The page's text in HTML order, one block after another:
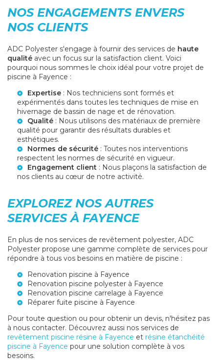
NOS ENGAGEMENTS ENVERS
NOS CLIENTS
ADC Polyester s'engage à fournir des services de haute
qualité avec un focus sur la satisfaction client. Voici
pourquoi nous sommes le choix idéal pour votre projet de
piscine à Fayence :
Expertise : Nos techniciens sont formés et
expérimentés dans toutes les techniques de mise en
hivernage de bassin de nage et de rénovation.
Qualité : Nous utilisons des matériaux de première
qualité pour garantir des résultats durables et
esthétiques.
Normes de sécurité : Toutes nos interventions
respectent les normes de sécurité en vigueur.
Engagement client : Nous plaçons la satisfaction de
nos clients au cœur de notre activité.
EXPLOREZ NOS AUTRES
SERVICES À FAYENCE
En plus de nos services de revêtement polyester, ADC
Polyester propose une gamme complète de services pour
répondre à tous vos besoins en matière de piscine :
Renovation piscine à Fayence
Renovation piscine polyester à Fayence
Renovation piscine carrelage à Fayence
Réparer fuite piscine à Fayence
Pour toute question ou pour obtenir un devis, n'hésitez pas
à nous contacter. Découvrez aussi nos services de
revêtement piscine résine à Fayence et résine étanchéité
piscine à Fayence pour une solution complète à vos
besoins.